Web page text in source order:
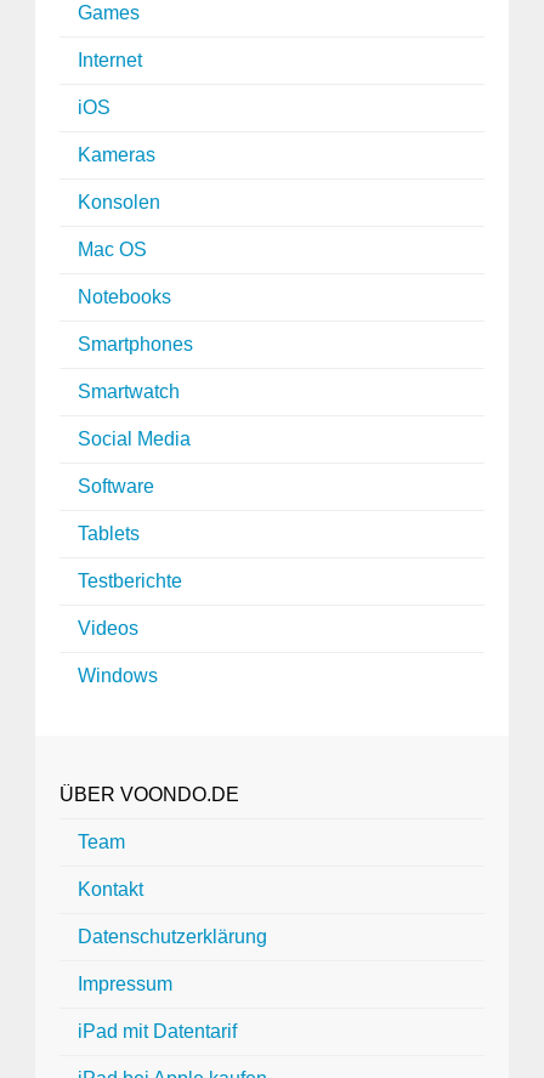
Games
Internet
iOS
Kameras
Konsolen
Mac OS
Notebooks
Smartphones
Smartwatch
Social Media
Software
Tablets
Testberichte
Videos
Windows
ÜBER VOONDO.DE
Team
Kontakt
Datenschutzerklärung
Impressum
iPad mit Datentarif